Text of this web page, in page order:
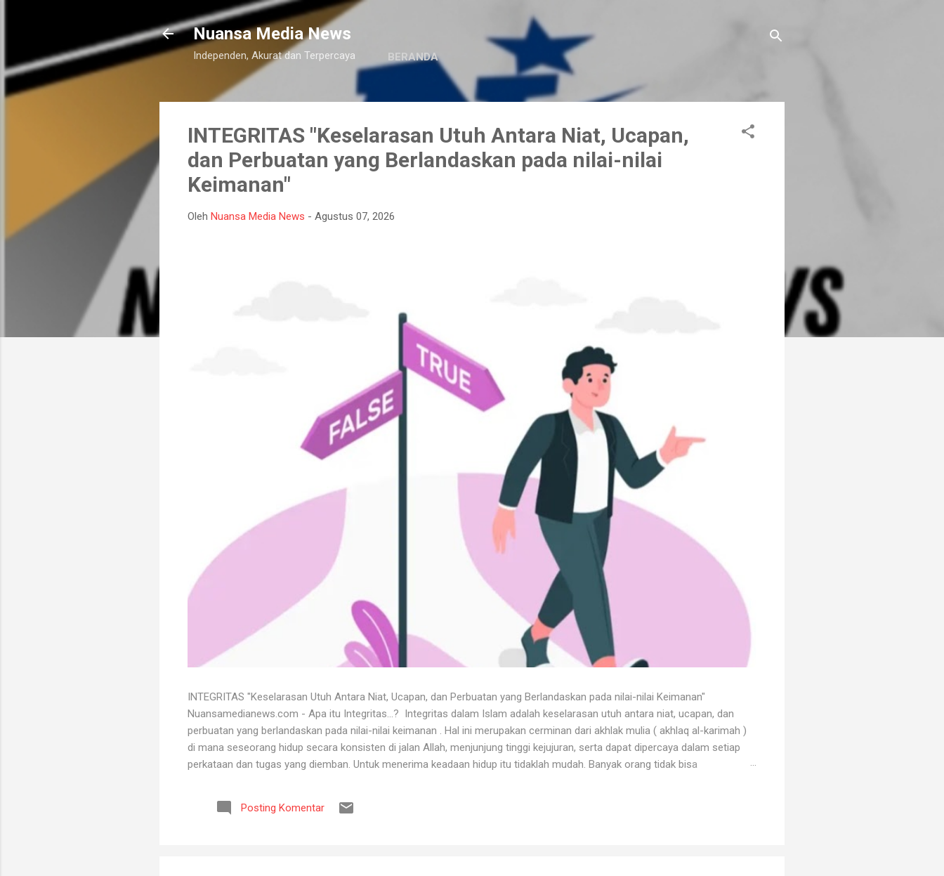
Langsung ke konten utama
Nuansa Media News
Independen, Akurat dan Terpercaya BERANDA
INTEGRITAS "Keselarasan Utuh Antara Niat, Ucapan,
dan Perbuatan yang Berlandaskan pada nilai-nilai
Keimanan"
Oleh Nuansa Media News - Agustus 07, 2026
INTEGRITAS "Keselarasan Utuh Antara Niat, Ucapan, dan Perbuatan yang Berlandaskan pada nilai-nilai Keimanan"
Nuansamedianews.com - Apa itu Integritas...? Integritas dalam Islam adalah keselarasan utuh antara niat, ucapan, dan
perbuatan yang berlandaskan pada nilai-nilai keimanan . Hal ini merupakan cerminan dari akhlak mulia ( akhlaq al-karimah )
di mana seseorang hidup secara konsisten di jalan Allah, menjunjung tinggi kejujuran, serta dapat dipercaya dalam setiap
perkataan dan tugas yang diemban. Untuk menerima keadaan hidup itu tidaklah mudah. Banyak orang tidak bisa
lutut merelakan integritasnya hancur. Padahal telah dipertahankan sekian lama, dan banyak orang menilainya sebagai orang
bersih atau baik. Seorang muslim, iman merupakan landasan penting dalam menjalankan kehidupan. Orang beriman selalu
Posting Komentar